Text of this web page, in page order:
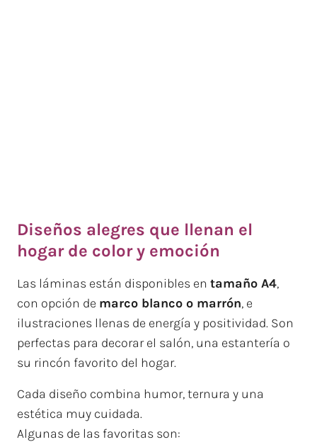
Diseños alegres que llenan el
hogar de color y emoción
Las láminas están disponibles en tamaño A4,
con opción de marco blanco o marrón, e
ilustraciones llenas de energía y positividad. Son
perfectas para decorar el salón, una estantería o
su rincón favorito del hogar.
Cada diseño combina humor, ternura y una
estética muy cuidada.
Algunas de las favoritas son: